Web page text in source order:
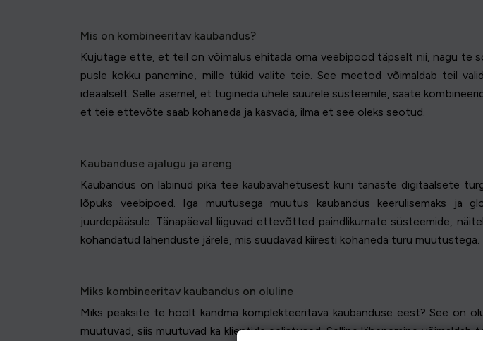
Mis on kombineeritav kaubandus?
Kujutage ette, et teil on võimalus ehitada oma veebipood täpselt nii, nagu te
pusle kokku panemine, mille tükid valite teie. See meetod võimaldab teil
ideaalselt. Selle asemel, et tugineda ühele suurele süsteemile, saate
et teie ettevõte saab kohaneda ja kasvada, ilma et see oleks seotud.
Kaubanduse ajalugu ja areng
Kaubandus on läbinud pika tee kaubavahetusest kuni tänaste digitaalsete
lõpuks veebipoed. Iga muutusega muutus kaubandus keerulisemaks ja
juurdepääsule. Tänapäeval liiguvad ettevõtted paindlikumate süsteemide,
kohandatud lahenduste järele, mis suudavad kiiresti kohaneda turu muutustega.
Miks kombineeritav kaubandus on oluline
Miks peaksite te hoolt kandma komplekteeritava kaubanduse eest? See
muutuvad, siis muutuvad ka klientide eelistused. Selline lähenemine võimaldab